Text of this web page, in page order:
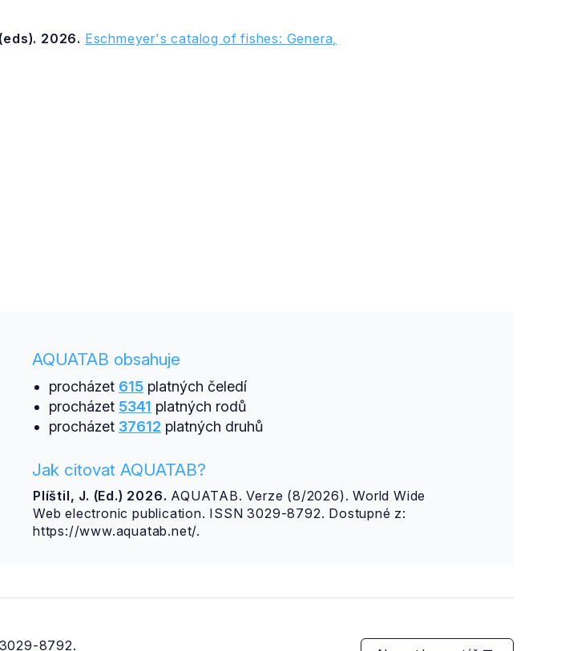
2026. Eschmeyer's catalog of fishes: Genera,
AQUATAB obsahuje
procházet 615platných čeledí
procházet 5341 platných rodů
procházet 37612 platných druhů
Jak citovat AQUATAB?
Plíštil, J. (Ed.) 2026. AQUATAB. Verze (8/2026). World Wide
Web electronic publication. ISSN 3029-8792. Dostupné z:
https://www.aquatab.net/.
8792.